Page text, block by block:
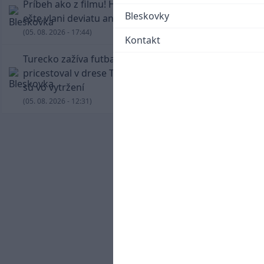
Bleskovky
Kontakt
Príbeh ako z filmu! Hrdina Slovana Kianga hral
ešte vlani deviatu anglickú ligu
(05. 08. 2026 - 17:44)
Turecko zažíva futbalové šialenstvo! Salah
pricestoval v drese Trabzonsporu, fanúšikovia
sú vo vytržení
(05. 08. 2026 - 12:31)